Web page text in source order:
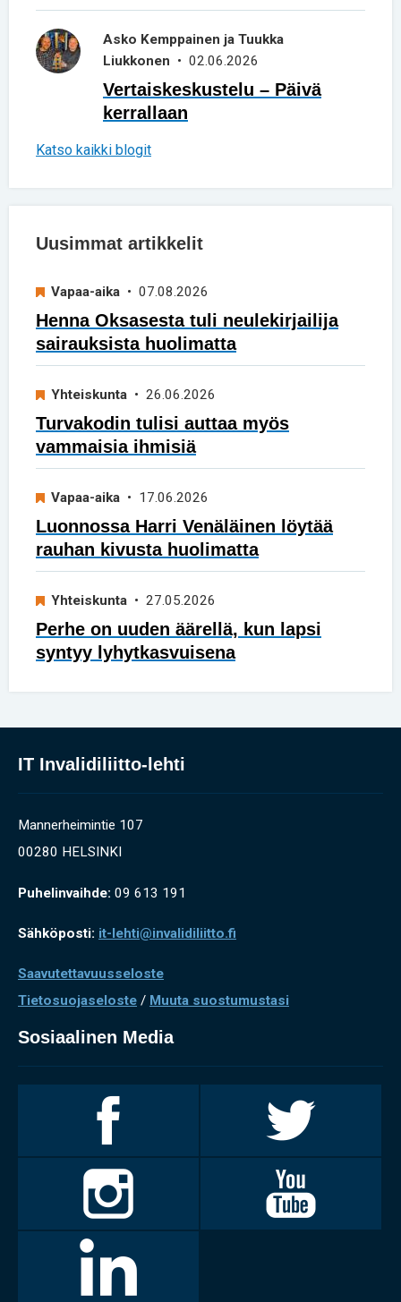
Asko Kemppainen ja Tuukka
Liukkonen • 02.06.2026
Vertaiskeskustelu – Päivä
kerrallaan
Katso kaikki blogit
Uusimmat artikkelit
Vapaa-aika • 07.08.2026
Henna Oksasesta tuli neulekirjailija
sairauksista huolimatta
Yhteiskunta • 26.06.2026
Turvakodin tulisi auttaa myös
vammaisia ihmisiä
Vapaa-aika • 17.06.2026
Luonnossa Harri Venäläinen löytää
rauhan kivusta huolimatta
Yhteiskunta • 27.05.2026
Perhe on uuden äärellä, kun lapsi
syntyy lyhytkasvuisena
IT Invalidiliitto-lehti
Mannerheimintie 107
00280 HELSINKI
Puhelinvaihde: 09 613 191
Sähköposti: it-lehti@invalidiliitto.fi
Saavutettavuusseloste
Tietosuojaseloste / Muuta suostumustasi
Sosiaalinen Media
Facebookissa
Twitterissä
Invalidiliitto
Instagramissa
Youtubessa